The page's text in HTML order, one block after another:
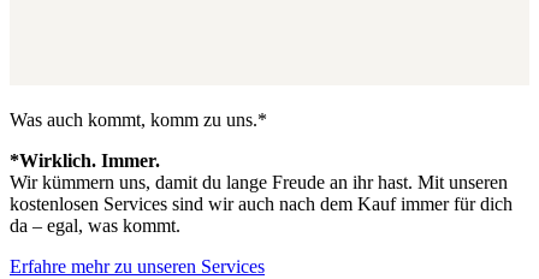
Was auch kommt, komm zu uns.*
*Wirklich. Immer.
Wir kümmern uns, damit du lange Freude an ihr hast. Mit unseren
kostenlosen Services sind wir auch nach dem Kauf immer für dich
da – egal, was kommt.
Erfahre mehr zu unseren Services